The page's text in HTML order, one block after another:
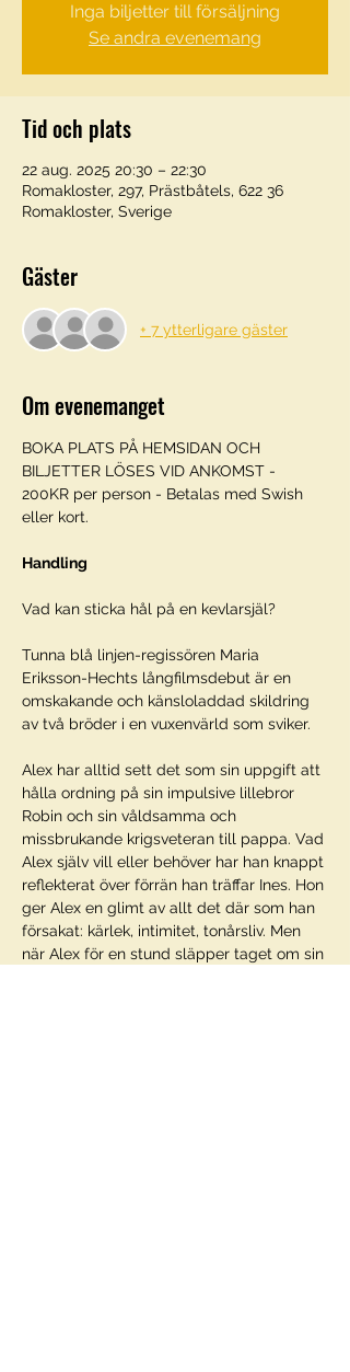
Inga biljetter till försäljning
Se andra evenemang
Tid och plats
22 aug. 2025 20:30 – 22:30
Romakloster, 297, Prästbåtels, 622 36
Romakloster, Sverige
Gäster
+ 7 ytterligare gäster
Om evenemanget
BOKA PLATS PÅ HEMSIDAN OCH
BILJETTER LÖSES VID ANKOMST -
200KR per person - Betalas med Swish
eller kort.
Handling
Vad kan sticka hål på en kevlarsjäl?
Tunna blå linjen-regissören Maria
Eriksson-Hechts långfilmsdebut är en
omskakande och känsloladdad skildring
av två bröder i en vuxenvärld som sviker.
Alex har alltid sett det som sin uppgift att
hålla ordning på sin impulsive lillebror
Robin och sin våldsamma och
missbrukande krigsveteran till pappa. Vad
Alex själv vill eller behöver har han knappt
reflekterat över förrän han träffar Ines. Hon
ger Alex en glimt av allt det där som han
försakat: kärlek, intimitet, tonårsliv. Men
när Alex för en stund släpper taget om sin